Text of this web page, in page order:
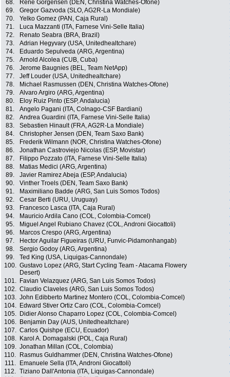
68.
Rene Gorgensen (DEN, Christina Watches-Ofone)
69.
Gregor Gazvoda (SLO, AG2R-La Mondiale)
70.
Yelko Gomez (PAN, Caja Rural)
71.
Luca Mazzanti (ITA, Farnese Vini-Selle Italia)
72.
Renato Seabra (BRA, Brazil)
73.
Adrian Hegyvary (USA, Unitedhealtchare)
74.
Eduardo Sepulveda (ARG, Argentina)
75.
Arnold Alcolea (CUB, Cuba)
76.
Jerome Baugnies (BEL, Team NetApp)
77.
Jeff Louder (USA, Unitedhealtchare)
78.
Michael Rasmussen (DEN, Christina Watches-Ofone)
79.
Alvaro Argiro (ARG, Argentina)
80.
Eloy Ruiz Pinto (ESP, Andalucia)
81.
Angelo Pagani (ITA, Colnago-CSF Bardiani)
82.
Andrea Guardini (ITA, Farnese Vini-Selle Italia)
83.
Sebastien Hinault (FRA, AG2R-La Mondiale)
84.
Christopher Jensen (DEN, Team Saxo Bank)
85.
Frederik Wilmann (NOR, Christina Watches-Ofone)
86.
Jonathan Castroviejo Nicolas (ESP, Movistar)
87.
Filippo Pozzato (ITA, Farnese Vini-Selle Italia)
88.
Matias Medici (ARG, Argentina)
89.
Javier Ramirez Abeja (ESP, Andalucia)
90.
Vinther Troels (DEN, Team Saxo Bank)
91.
Maximiliano Badde (ARG, San Luis Somos Todos)
92.
Cesar Berti (URU, Uruguay)
93.
Francesco Lasca (ITA, Caja Rural)
94.
Mauricio Ardila Cano (COL, Colombia-Comcel)
95.
Miguel Angel Rubiano Chavez (COL, Androni Giocattoli)
96.
Marcos Crespo (ARG, Argentina)
97.
Hector Aguilar Figueiras (URU, Funvic-Pidamonhangab)
98.
Sergio Godoy (ARG, Argentina)
99.
Ted King (USA, Liquigas-Cannondale)
100. Gustavo Lopez (ARG, Start Cycling Team - Atacama Flowery
Desert)
101. Favian Velazquez (ARG, San Luis Somos Todos)
102. Claudio Claveles (ARG, San Luis Somos Todos)
103. John Edibberto Martinez Montero (COL, Colombia-Comcel)
104.
Edward Stiver Ortiz Caro (COL, Colombia-Comcel)
105.
Didier Alonso Chaparro Lopez (COL, Colombia-Comcel)
106.
Benjamin Day (AUS, Unitedhealtchare)
107. Carlos Quishpe (ECU, Ecuador)
108.
Karol A. Domagalski (POL, Caja Rural)
109. Jonathan Millan (COL, Colombia)
110.
Rasmus Guldhammer (DEN, Christina Watches-Ofone)
111.
Emanuele Sella (ITA, Androni Giocattoli)
112. Tiziano Dall'Antonia (ITA, Liquigas-Cannondale)